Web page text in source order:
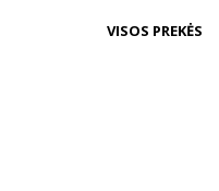
VISOS PREKĖS